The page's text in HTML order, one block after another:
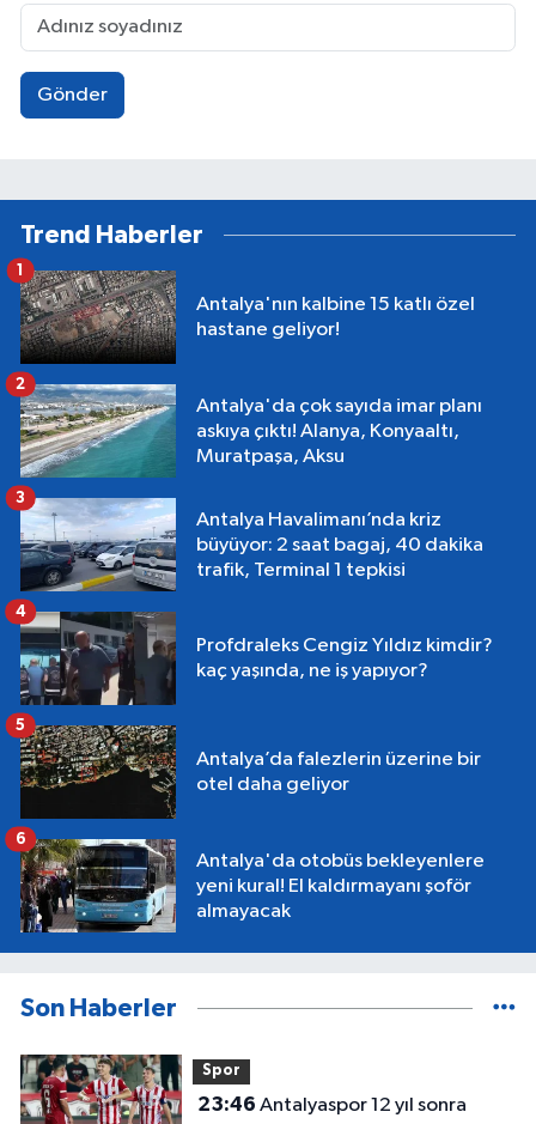
Gönder
Trend Haberler
Antalya'nın kalbine 15 katlı özel
hastane geliyor!
1
Antalya'da çok sayıda imar planı
askıya çıktı! Alanya, Konyaaltı,
Muratpaşa, Aksu
2
Antalya Havalimanı’nda kriz
büyüyor: 2 saat bagaj, 40 dakika
trafik, Terminal 1 tepkisi
3
Profdraleks Cengiz Yıldız kimdir?
kaç yaşında, ne iş yapıyor?
4
Antalya’da falezlerin üzerine bir
otel daha geliyor
5
Antalya'da otobüs bekleyenlere
yeni kural! El kaldırmayanı şoför
almayacak
6
Son Haberler
Spor
23:46